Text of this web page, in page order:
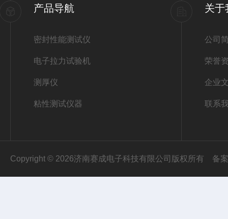
产品导航
密封性能测试仪
电子拉力试验机
测厚仪
粘性测试仪器
关于
公司
荣誉
企业
联系
Copyright © 2026济南赛成电子科技有限公司版权所有 备